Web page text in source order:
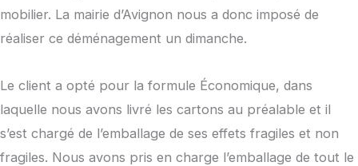
mobilier. La mairie d’Avignon nous a donc imposé de
réaliser ce déménagement un dimanche.
Le client a opté pour la formule Économique, dans
laquelle nous avons livré les cartons au préalable et il
s’est chargé de l’emballage de ses effets fragiles et non
fragiles. Nous avons pris en charge l’emballage de tout le